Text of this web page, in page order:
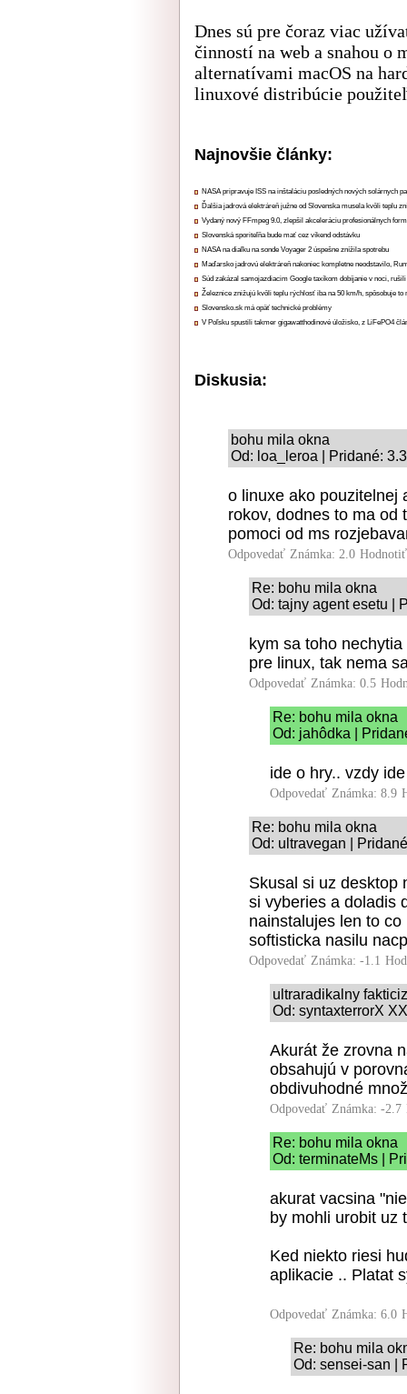
Dnes sú pre čoraz viac
činností na web a snahou
alternatívami macOS na
linuxové distribúcie
Najnovšie články:
NASA pripravuje ISS na inštaláciu posledných nových solárnych
Ďalšia jadrová elektráreň južne od Slovenska musela kvôli teplu
Vydaný nový FFmpeg 9.0, zlepšil akceleráciu profesionálnych
Slovenská sporiteľňa bude mať cez víkend odstávku
NASA na diaľku na sonde Voyager 2 úspešne znížila spotrebu
Maďarsko jadrovú elektráreň nakoniec kompletne neodstavilo,
Súd zakázal samojazdiacim Google taxíkom dobíjanie v noci,
Železnice znižujú kvôli teplu rýchlosť iba na 50 km/h, spôsobuje to
Slovensko.sk má opäť technické problémy
V Poľsku spustili takmer gigawatthodinové úložisko, z LiFePO4
Diskusia:
bohu mila okna
Od: loa_leroa | Pridané:
o linuxe ako pouzitelnej
rokov, dodnes to ma od
pomoci od ms
Odpovedať Známka: 2.0
Re: bohu mila okna
Od: tajny agent esetu |
kym sa toho
pre linux, tak nema
Odpovedať Známka: 0.5
Re: bohu mila okna
Od: jahôdka |
ide o hry.. vzdy
Odpovedať Známka: 8.9
Re: bohu mila okna
Od: ultravegan |
Skusal si uz desktop
si vyberies a doladis
nainstalujes len to
softisticka nasilu
Odpovedať Známka: -1.1
ultraradikalny
Od: syntaxterrorX
Akurát že zrovna
obsahujú v
obdivuhodné
Odpovedať Známka: -2.7
Re: bohu mila okna
Od: terminateMs |
akurat vacsina
by mohli urobit uz
Ked niekto riesi
aplikacie .. Platat
Odpovedať Známka: 6.0
Re: bohu mila
Od: sensei-san |